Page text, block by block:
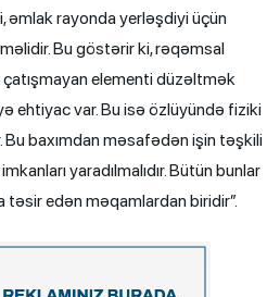
əmlak rayonda yerləşdiyi üçün
Bu göstərir ki, rəqəmsal
çatışmayan elementi düzəltmək
ehtiyac var. Bu isə özlüyündə fiziki
Bu baxımdan məsafədən işin təşkili
yaradılmalıdır. Bütün bunlar
təsir edən məqamlardan biridir”.